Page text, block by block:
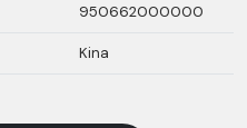
950662000000
Kina